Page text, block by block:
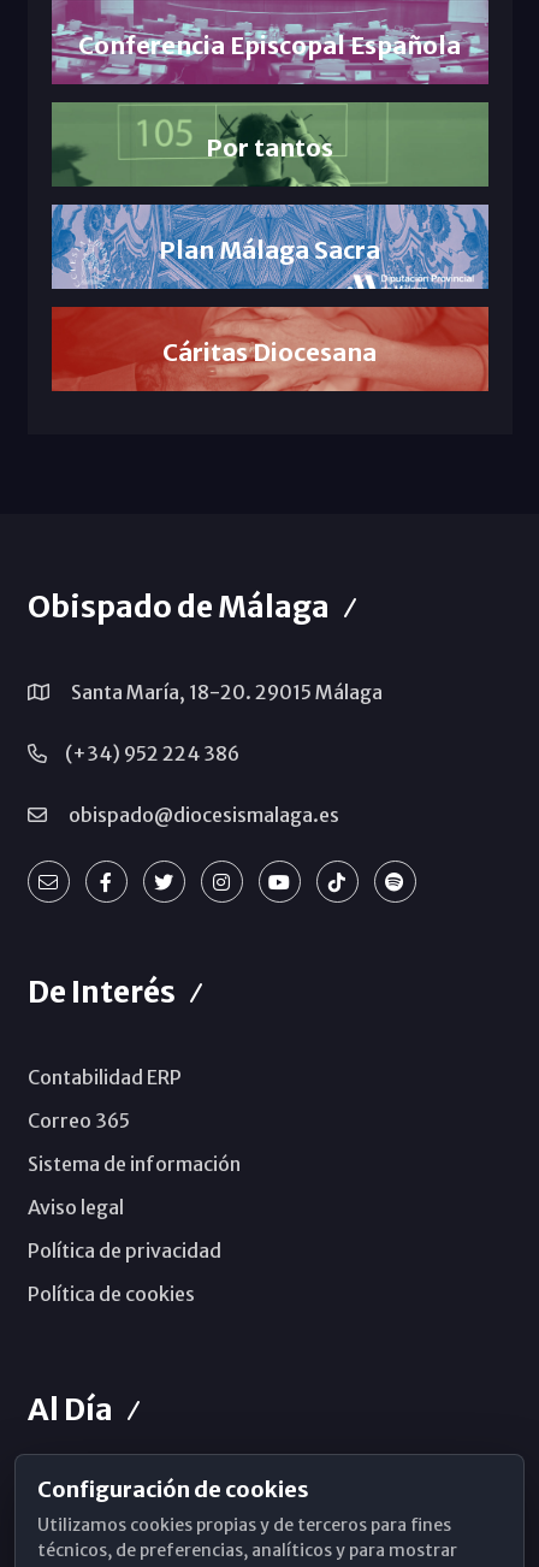
Conferencia Episcopal Española
Por tantos
Plan Málaga Sacra
Cáritas Diocesana
Obispado de Málaga
Santa María, 18-20. 29015 Málaga
(+34) 952 224 386
obispado@diocesismalaga.es
De Interés
Contabilidad ERP
Correo 365
Sistema de información
Aviso legal
Política de privacidad
Política de cookies
Al Día
Horarios de Misa
Hemeroteca
Configuración de cookies
Utilizamos cookies propias y de terceros para fines
técnicos, de preferencias, analíticos y para mostrar